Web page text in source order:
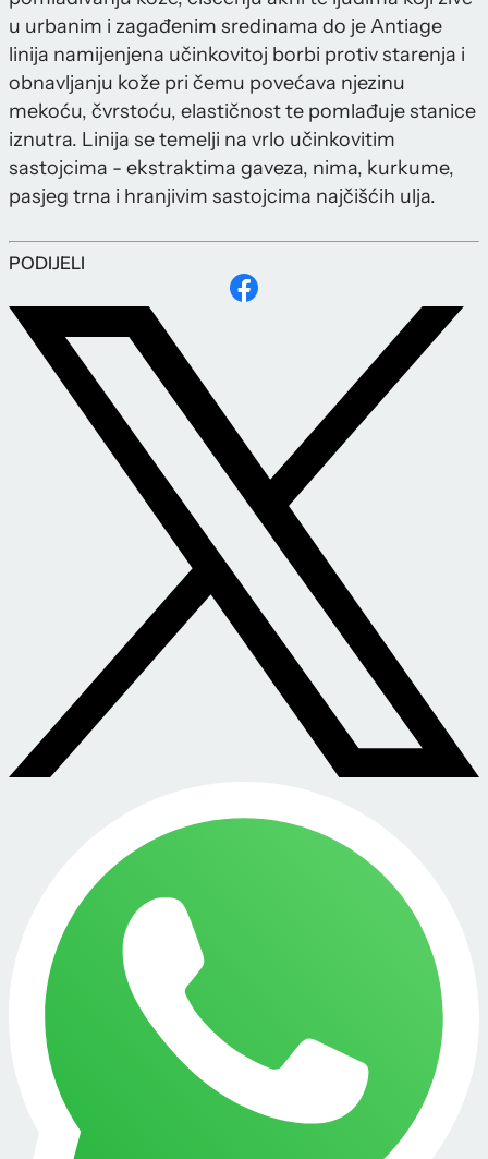
u urbanim i zagađenim sredinama do je Antiage
linija namijenjena učinkovitoj borbi protiv starenja i
obnavljanju kože pri čemu povećava njezinu
mekoću, čvrstoću, elastičnost te pomlađuje stanice
iznutra. Linija se temelji na vrlo učinkovitim
sastojcima - ekstraktima gaveza, nima, kurkume,
pasjeg trna i hranjivim sastojcima najčišćih ulja.
PODIJELI